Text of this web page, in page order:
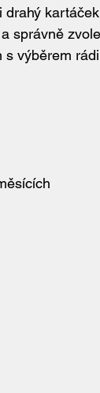
správně
výběrem